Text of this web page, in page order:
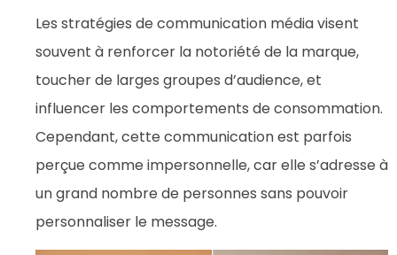
Les stratégies de communication média visent
souvent à renforcer la notoriété de la marque,
toucher de larges groupes d’audience, et
influencer les comportements de consommation.
Cependant, cette communication est parfois
perçue comme impersonnelle, car elle s’adresse à
un grand nombre de personnes sans pouvoir
personnaliser le message.